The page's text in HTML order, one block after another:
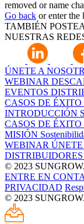
removed or name
Go back or enter the
TAMBIÉN
NUESTRAS
ÚNETE A
WEBINAR
EVENTOS
CASOS DE ÉXITO
INTRODUCCIÓN
CASOS DE ÉXITO
MISIÓN
WEBINAR ÚNETE
DISTRIBUIDORES
© 2023
ENTRE EN
PRIVACIDAD
© 2023